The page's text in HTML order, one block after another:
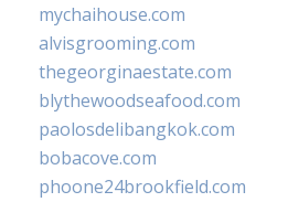
mychaihouse.com
alvisgrooming.com
thegeorginaestate.com
blythewoodseafood.com
paolosdelibangkok.com
bobacove.com
phoone24brookfield.com